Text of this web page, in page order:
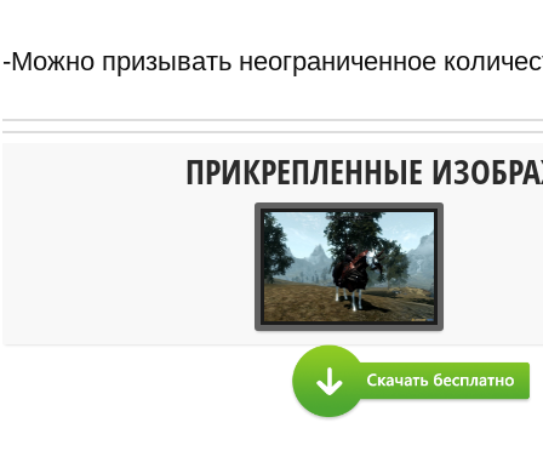
-Можно призывать неограниченное
ПРИКРЕПЛЕННЫЕ